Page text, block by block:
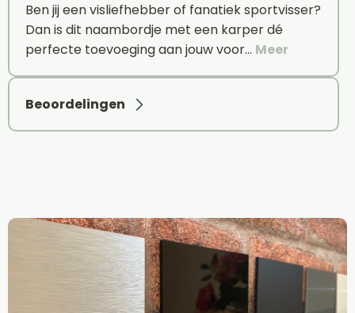
Ben jij een visliefhebber of fanatiek sportvisser?
Dan is dit naambordje met een karper dé
perfecte toevoeging aan jouw voor… Meer
Beoordelingen